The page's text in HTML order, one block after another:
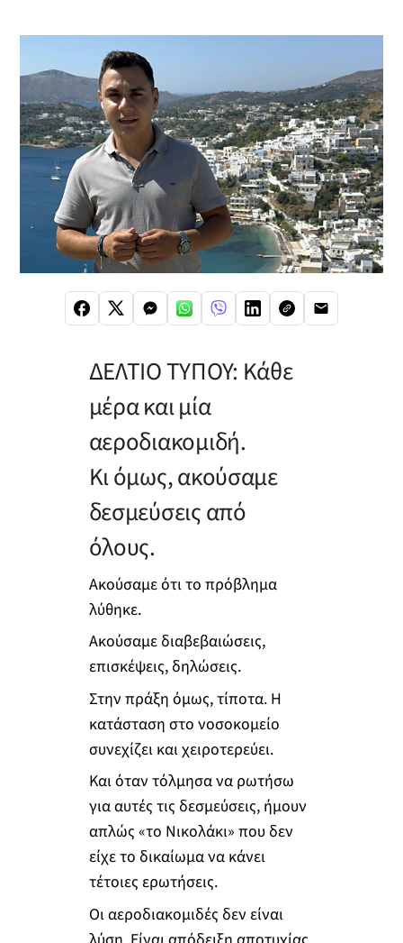
ΔΕΛΤΙΟ ΤΥΠΟΥ: Κάθε
μέρα και μία
αεροδιακομιδή.
Κι όμως, ακούσαμε
δεσμεύσεις από
όλους.
Ακούσαμε ότι το πρόβλημα
λύθηκε.
Ακούσαμε διαβεβαιώσεις,
επισκέψεις, δηλώσεις.
Στην πράξη όμως, τίποτα. Η
κατάσταση στο νοσοκομείο
συνεχίζει και χειροτερεύει.
Και όταν τόλμησα να ρωτήσω
για αυτές τις δεσμεύσεις, ήμουν
απλώς «το Νικολάκι» που δεν
είχε το δικαίωμα να κάνει
τέτοιες ερωτήσεις.
Οι αεροδιακομιδές δεν είναι